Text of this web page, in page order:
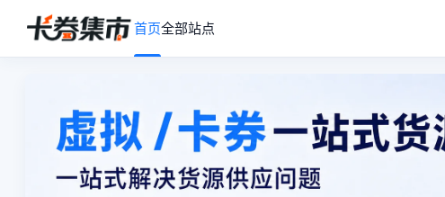
首页全部站点